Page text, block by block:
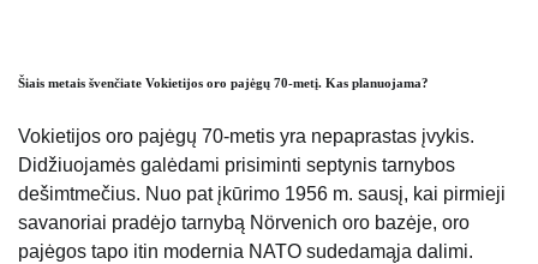
Šiais metais švenčiate Vokietijos oro pajėgų 70-metį. Kas planuojama?
Vokietijos oro pajėgų 70-metis yra nepaprastas įvykis.
Didžiuojamės galėdami prisiminti septynis tarnybos
dešimtmečius. Nuo pat įkūrimo 1956 m. sausį, kai pirmieji
savanoriai pradėjo tarnybą Nörvenich oro bazėje, oro
pajėgos tapo itin modernia NATO sudedamąja dalimi.